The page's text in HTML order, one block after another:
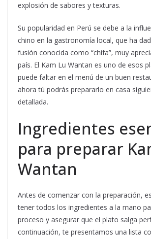
explosión de sabores y texturas.
Su popularidad en Perú se debe a la
chino en la gastronomía local, que ha
fusión conocida como “chifa”, muy
país. El Kam Lu Wantan es uno de esos
puede faltar en el menú de un buen
ahora tú podrás prepararlo en casa
detallada.
Ingredientes
para preparar
Wantan
Antes de comenzar con la preparación,
tener todos los ingredientes a la mano
proceso y asegurar que el plato salga
continuación, te presentamos una lista